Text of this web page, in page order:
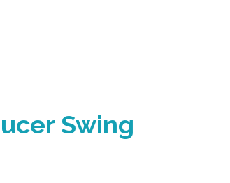
Swing